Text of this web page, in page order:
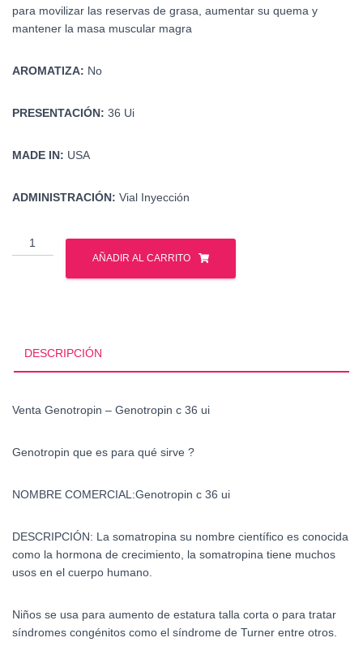
para movilizar las reservas de grasa, aumentar su quema y
mantener la masa muscular magra
AROMATIZA: No
PRESENTACIÓN: 36 Ui
MADE IN: USA
ADMINISTRACIÓN: Vial Inyección
Venta
Genotropin
AÑADIR AL CARRITO
DESCRIPCIÓN
Venta Genotropin – Genotropin c 36 ui
Genotropin que es para qué sirve ?
NOMBRE COMERCIAL:Genotropin c 36 ui
DESCRIPCIÓN: La somatropina su nombre científico es conocida
como la hormona de crecimiento, la somatropina tiene muchos
usos en el cuerpo humano.
Niños se usa para aumento de estatura talla corta o para tratar
síndromes congénitos como el síndrome de Turner entre otros.